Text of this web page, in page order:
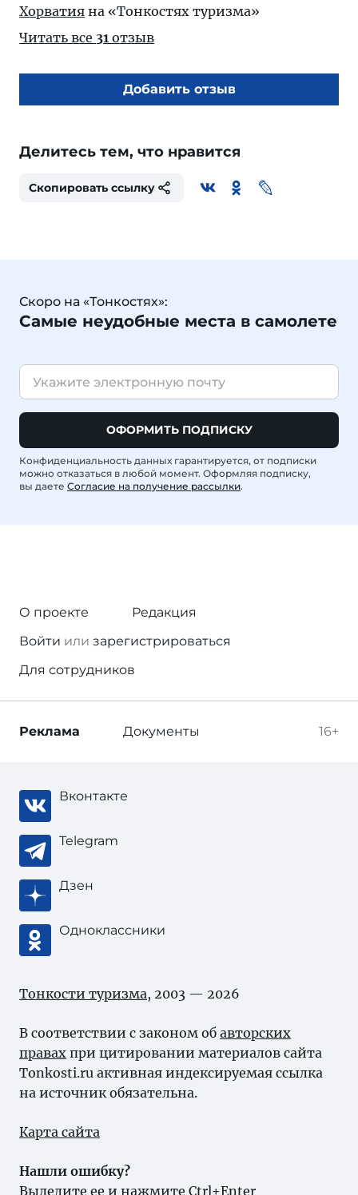
Хорватия на «Тонкостях туризма»
Читать все 31 отзыв
Добавить отзыв
Делитесь тем, что нравится
Скопировать ссылку
Скоро на «Тонкостях»:
Самые неудобные места в самолете
ОФОРМИТЬ ПОДПИСКУ
Конфиденциальность данных гарантируется, от подписки
можно отказаться в любой момент. Оформляя подписку,
вы даете Согласие на получение рассылки.
О проекте
Редакция
Войти или зарегистрироваться
Для сотрудников
16+
Реклама Документы
Вконтакте
Telegram
Дзен
Одноклассники
Тонкости туризма, 2003 — 2026
В соответствии с законом об авторских
правах при цитировании материалов сайта
Tonkosti.ru активная индексируемая ссылка
на источник обязательна.
Карта сайта
Нашли ошибку?
Выделите ее и нажмите Ctrl+Enter